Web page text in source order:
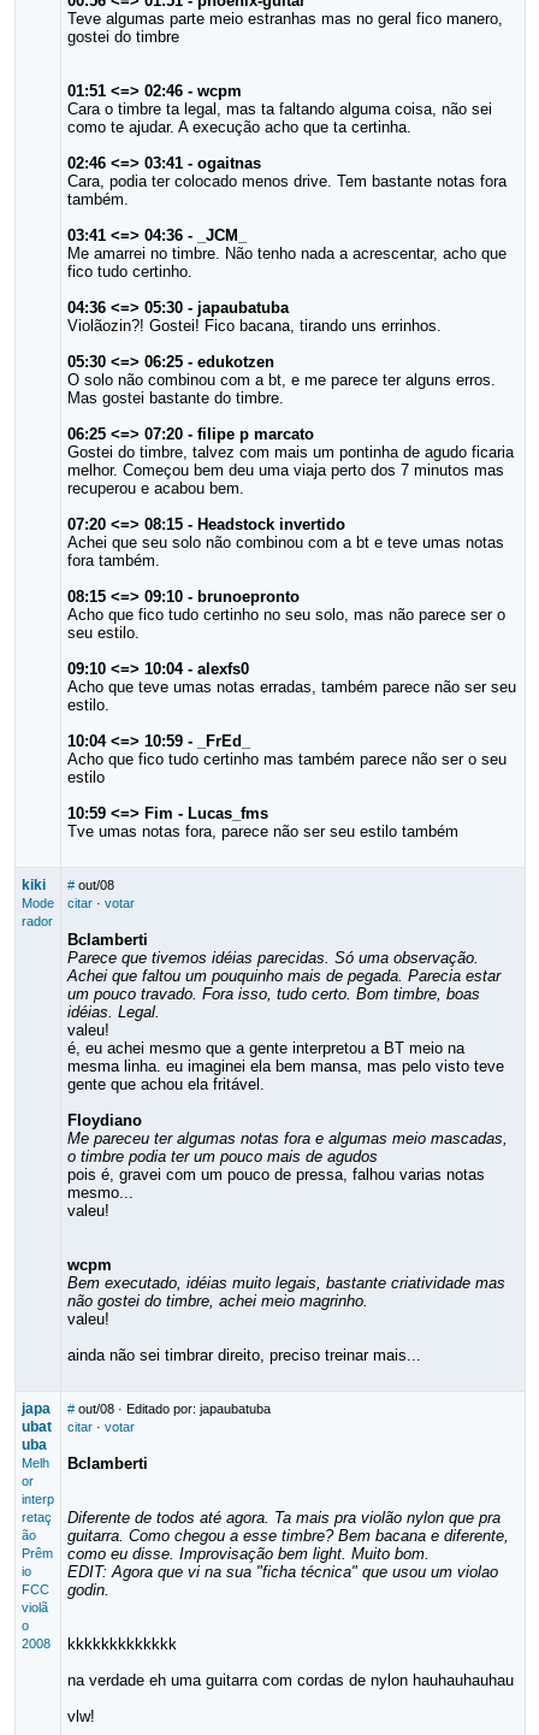
Teve algumas parte meio estranhas mas no geral fico manero,
gostei do timbre
01:51 <=> 02:46 - wcpm
Cara o timbre ta legal, mas ta faltando alguma coisa, não sei
como te ajudar. A execução acho que ta certinha.
02:46 <=> 03:41 - ogaitnas
Cara, podia ter colocado menos drive. Tem bastante notas fora
também.
03:41 <=> 04:36 - _JCM_
Me amarrei no timbre. Não tenho nada a acrescentar, acho que
fico tudo certinho.
04:36 <=> 05:30 - japaubatuba
Violãozin?! Gostei! Fico bacana, tirando uns errinhos.
05:30 <=> 06:25 - edukotzen
O solo não combinou com a bt, e me parece ter alguns erros.
Mas gostei bastante do timbre.
06:25 <=> 07:20 - filipe p marcato
Gostei do timbre, talvez com mais um pontinha de agudo ficaria
melhor. Começou bem deu uma viaja perto dos 7 minutos mas
recuperou e acabou bem.
07:20 <=> 08:15 - Headstock invertido
Achei que seu solo não combinou com a bt e teve umas notas
fora também.
08:15 <=> 09:10 - brunoepronto
Acho que fico tudo certinho no seu solo, mas não parece ser o
seu estilo.
09:10 <=> 10:04 - alexfs0
Acho que teve umas notas erradas, também parece não ser seu
estilo.
10:04 <=> 10:59 - _FrEd_
Acho que fico tudo certinho mas também parece não ser o seu
estilo
10:59 <=> Fim - Lucas_fms
Tve umas notas fora, parece não ser seu estilo também
kiki
Mode
rador
# out/08
citar· votar
Bclamberti
Parece que tivemos idéias parecidas. Só uma observação.
Achei que faltou um pouquinho mais de pegada. Parecia estar
um pouco travado. Fora isso, tudo certo. Bom timbre, boas
idéias. Legal.
valeu!
é, eu achei mesmo que a gente interpretou a BT meio na
mesma linha. eu imaginei ela bem mansa, mas pelo visto teve
gente que achou ela fritável.
Floydiano
Me pareceu ter algumas notas fora e algumas meio mascadas,
o timbre podia ter um pouco mais de agudos
pois é, gravei com um pouco de pressa, falhou varias notas
mesmo...
valeu!
wcpm
Bem executado, idéias muito legais, bastante criatividade mas
não gostei do timbre, achei meio magrinho.
valeu!
ainda não sei timbrar direito, preciso treinar mais...
japa
ubat
uba
Melh
or
interp
retaç
ão
Prêm
io
FCC
violã
o
2008
# out/08· Editado por: japaubatuba
citar· votar
Bclamberti
Diferente de todos até agora. Ta mais pra violão nylon que pra
guitarra. Como chegou a esse timbre? Bem bacana e diferente,
como eu disse. Improvisação bem light. Muito bom.
EDIT: Agora que vi na sua "ficha técnica" que usou um violao
godin.
kkkkkkkkkkkkk
na verdade eh uma guitarra com cordas de nylon hauhauhauhau
vlw!